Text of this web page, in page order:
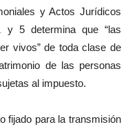
y Actos Jurídicos
y 5 determina que “las
vivos” de toda clase de
de las personas
al impuesto.
fijado para la transmisión